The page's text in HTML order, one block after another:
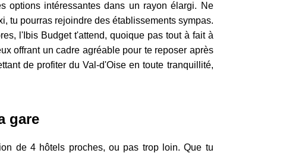
options intéressantes dans un rayon élargi. Ne
tu pourras rejoindre des établissements sympas.
l'Ibis Budget t'attend, quoique pas tout à fait à
offrant un cadre agréable pour te reposer après
de profiter du Val-d'Oise en toute tranquillité,
gare
de 4 hôtels proches, ou pas trop loin. Que tu